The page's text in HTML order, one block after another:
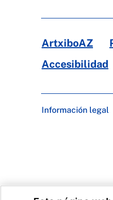
ArtxiboAZ
Accesibilidad
Información legal